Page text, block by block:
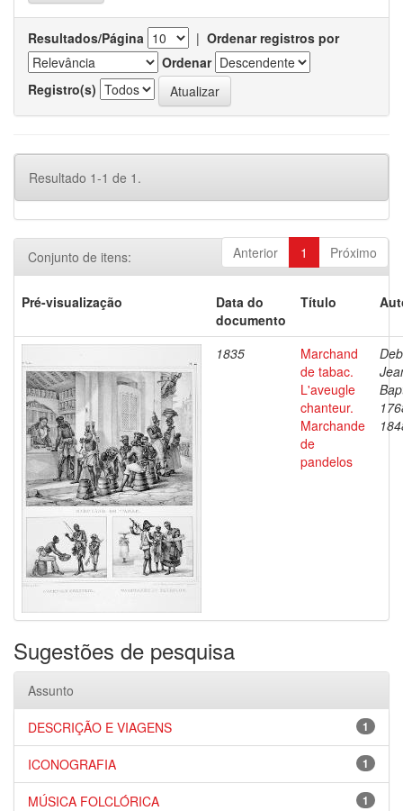
Resultados/Página | Ordenar registros por
Ordenar
Registro(s)
Resultado 1-1 de 1.
Anterior 1 Próximo
Conjunto de itens:
Pré-visualização
Data do
documento
Título
1835
Marchand
de tabac.
L'aveugle
chanteur.
Marchande
de
pandelos
Sugestões de pesquisa
Assunto
1
DESCRIÇÃO E VIAGENS
1
ICONOGRAFIA
1
MÚSICA FOLCLÓRICA